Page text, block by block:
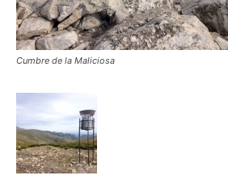
Cumbre de la Maliciosa